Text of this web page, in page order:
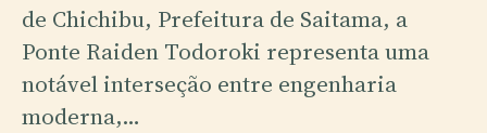
de Chichibu, Prefeitura de Saitama, a
Ponte Raiden Todoroki representa uma
notável interseção entre engenharia
moderna,…